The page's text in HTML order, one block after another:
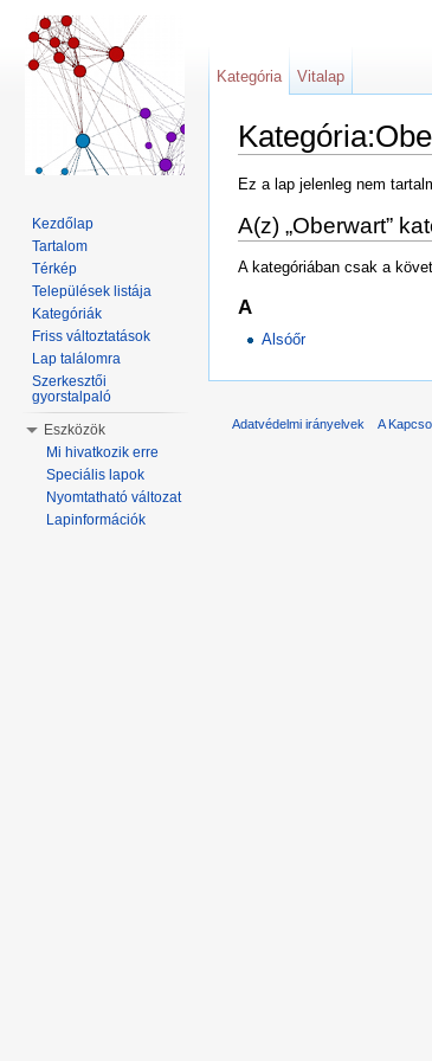
Ez a lap jelenleg nem
A(z) „Oberwart”
A kategóriában csak a
A
Alsóőr
Kategória Vitalap
Kezdőlap
Tartalom
Térkép
Települések listája
Kategóriák
Friss változtatások
Lap találomra
Szerkesztői
gyorstalpaló
Eszközök
Mi hivatkozik erre
Speciális lapok
Nyomtatható változat
Lapinformációk
Adatvédelmi irányelvek A